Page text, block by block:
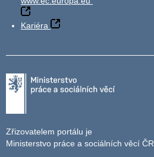
Kariéra
Zřizovatelem portálu je
Ministerstvo práce a sociálních věcí ČR